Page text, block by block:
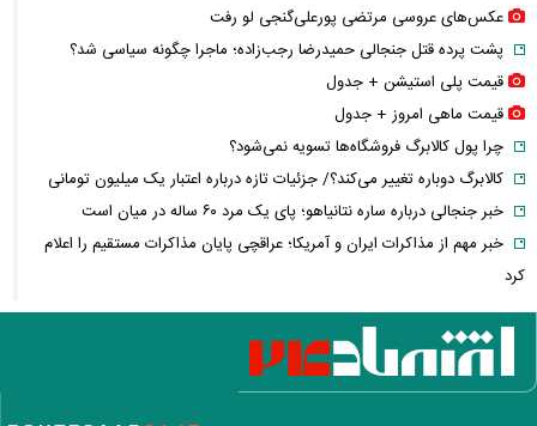
عکس‌های عروسی مرتضی پورعلی‌گنجی لو رفت
پشت پرده قتل جنجالی حمیدرضا رجب‌زاده؛ ماجرا چگونه سیاسی شد؟
قیمت پلی استیشن + جدول
قیمت ماهی امروز + جدول
چرا پول کالابرگ فروشگاه‌ها تسویه نمی‌شود؟
کالابرگ دوباره تغییر می‌کند؟/ جزئیات تازه درباره اعتبار یک میلیون تومانی
خبر جنجالی درباره ساره نتانیاهو؛ پای یک مرد ۶۰ ساله در میان است
خبر مهم از مذاکرات ایران و آمریکا؛ عراقچی پایان مذاکرات مستقیم را اعلام
کرد
جواد نکونام دوباره به استقلال رسید! / ماجرای یک تقابل جنجالی
قیمت طلا ۱۸ عیار امروز چند شد؟ / بازار طلا وارد مسیر کاهشی شد
خبر مهم از پرونده قتل حمیدرضا رجب‌زاده؛ متهم اصلی دستگیر شد